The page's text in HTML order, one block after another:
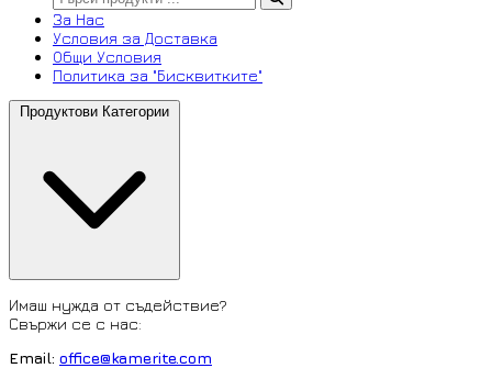
За Нас
Условия за Доставка
Общи Условия
Политика за "Бисквитките"
Продуктови Категории
Имаш нужда от съдействие?
Свържи се с нас:
Email: office@kamerite.com